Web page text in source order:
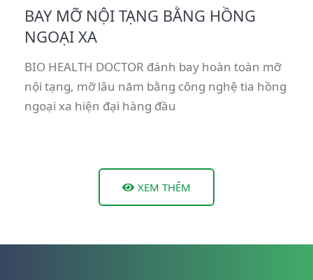
BAY MỠ NỘI TẠNG BẰNG HỒNG
NGOẠI XA
BIO HEALTH DOCTOR đánh bay hoàn toàn mỡ
nội tạng, mỡ lâu năm bằng công nghệ tia hồng
ngoại xa hiện đại hàng đầu
XEM THÊM